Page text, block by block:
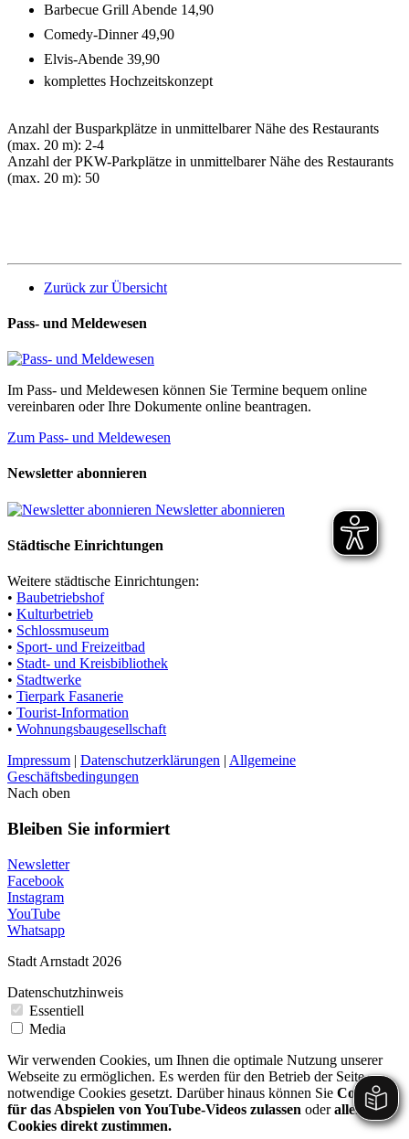
Barbecue Grill Abende 14,90
Comedy-Dinner 49,90
Elvis-Abende 39,90
komplettes Hochzeitskonzept
Anzahl der Busparkplätze in unmittelbarer Nähe des Restaurants
(max. 20 m): 2-4
Anzahl der PKW-Parkplätze in unmittelbarer Nähe des Restaurants
(max. 20 m): 50
Zurück zur Übersicht
Pass- und Meldewesen
Im Pass- und Meldewesen können Sie Termine bequem online
vereinbaren oder Ihre Dokumente online beantragen.
Zum Pass- und Meldewesen
Newsletter abonnieren
Newsletter abonnieren
Städtische Einrichtungen
Weitere städtische Einrichtungen:
• Baubetriebshof
• Kulturbetrieb
• Schlossmuseum
• Sport- und Freizeitbad
• Stadt- und Kreisbibliothek
• Stadtwerke
• Tierpark Fasanerie
• Tourist-Information
• Wohnungsbaugesellschaft
Impressum | Datenschutzerklärungen | Allgemeine
Geschäftsbedingungen
Nach oben
Bleiben Sie informiert
Newsletter
Facebook
Instagram
YouTube
Whatsapp
Stadt Arnstadt 2026
Datenschutzhinweis
Essentiell
Media
Wir verwenden Cookies, um Ihnen die optimale Nutzung unserer
Webseite zu ermöglichen. Es werden für den Betrieb der Seite
notwendige Cookies gesetzt. Darüber hinaus können Sie Cookies
für das Abspielen von YouTube-Videos zulassen oderallen
Cookies direkt zustimmen.